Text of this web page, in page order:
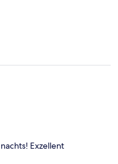
Exzellent